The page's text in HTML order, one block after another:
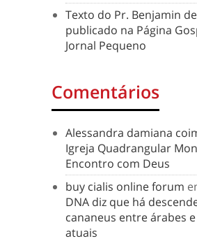
Texto do Pr. Benjamin
publicado na Página
Jornal Pequeno
Comentários
Alessandra damiana
Igreja Quadrangular
Encontro com Deus
buy cialis online forum
DNA diz que há
cananeus entre árabes
atuais